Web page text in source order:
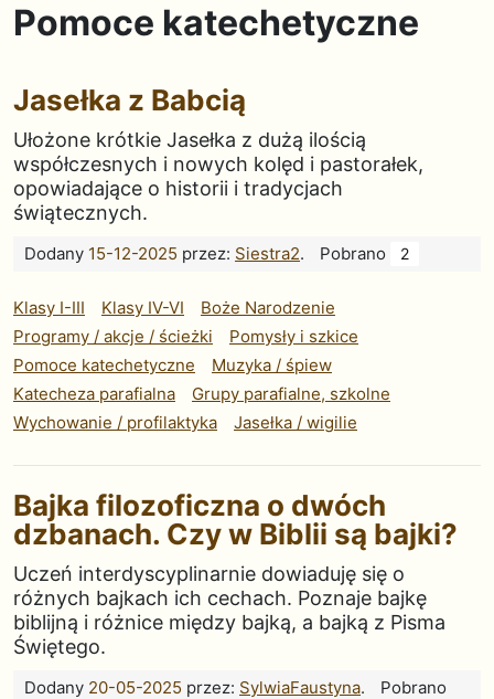
Pomoce katechetyczne
Jasełka z Babcią
Ułożone krótkie Jasełka z dużą ilością
współczesnych i nowych kolęd i pastorałek,
opowiadające o historii i tradycjach
świątecznych.
Dodany 15-12-2025 przez: Siestra2. Pobrano 2
Klasy I-III Klasy IV-VI
Boże Narodzenie
Programy / akcje / ścieżki
Pomysły i szkice
Pomoce katechetyczne
Muzyka / śpiew
Katecheza parafialna
Grupy parafialne, szkolne
Wychowanie / profilaktyka
Jasełka / wigilie
Bajka filozoficzna o dwóch
dzbanach. Czy w Biblii są bajki?
Uczeń interdyscyplinarnie dowiaduję się o
różnych bajkach ich cechach. Poznaje bajkę
biblijną i różnice między bajką, a bajką z Pisma
Świętego.
Dodany 20-05-2025 przez: SylwiaFaustyna. Pobrano